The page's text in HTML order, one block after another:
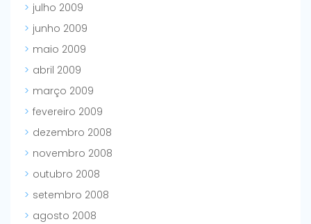
julho 2009
junho 2009
maio 2009
abril 2009
março 2009
fevereiro 2009
dezembro 2008
novembro 2008
outubro 2008
setembro 2008
agosto 2008